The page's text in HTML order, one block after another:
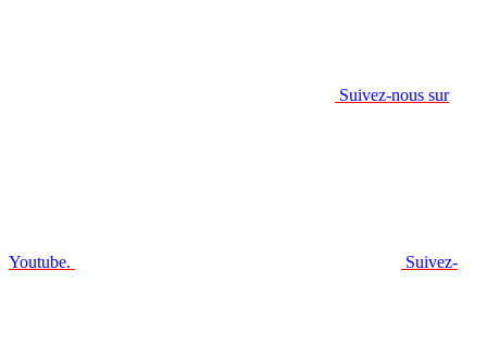
Suivez-nous sur
Youtube. Suivez-